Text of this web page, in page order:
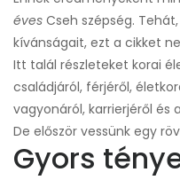
éves Cseh szépség.
kívánságait, ezt a cikket
Itt talál részleteket korai
családjáról, férjéről,
vagyonáról, karrierjéről és
De először vessünk egy
Gyors